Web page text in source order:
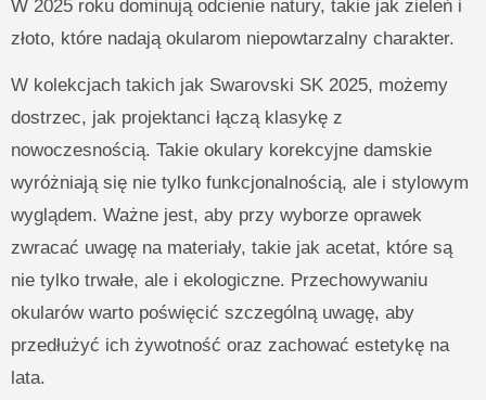
W 2025 roku dominują odcienie natury, takie jak zieleń i
złoto, które nadają okularom niepowtarzalny charakter.
W kolekcjach takich jak Swarovski SK 2025, możemy
dostrzec, jak projektanci łączą klasykę z
nowoczesnością. Takie okulary korekcyjne damskie
wyróżniają się nie tylko funkcjonalnością, ale i stylowym
wyglądem. Ważne jest, aby przy wyborze oprawek
zwracać uwagę na materiały, takie jak acetat, które są
nie tylko trwałe, ale i ekologiczne. Przechowywaniu
okularów warto poświęcić szczególną uwagę, aby
przedłużyć ich żywotność oraz zachować estetykę na
lata.